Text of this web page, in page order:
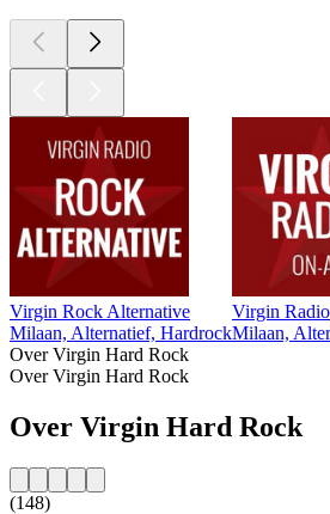
Virgin Rock Alternative
Milaan, Alternatief, Hardrock
Virgin Radio
Milaan,
Over Virgin Hard Rock
Over Virgin Hard Rock
Over Virgin Hard Rock
(148)